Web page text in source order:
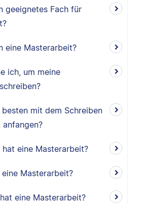
geeignetes Fach für
eine Masterarbeit?
ich, um meine
mit dem Schreiben
eine Masterarbeit?
Masterarbeit?
eine Masterarbeit?